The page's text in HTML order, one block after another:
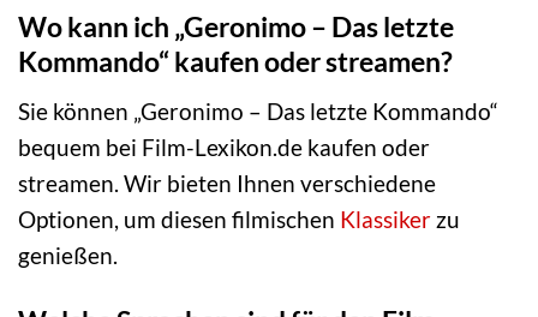
Wo kann ich „Geronimo – Das letzte
Kommando“ kaufen oder streamen?
Sie können „Geronimo – Das letzte Kommando“
bequem bei Film-Lexikon.de kaufen oder
streamen. Wir bieten Ihnen verschiedene
Optionen, um diesen filmischen Klassiker zu
genießen.